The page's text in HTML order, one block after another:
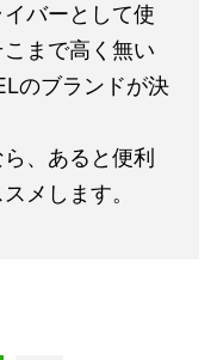
バーとして使
まで高く無い
のブランドが決
、あると便利
メします。